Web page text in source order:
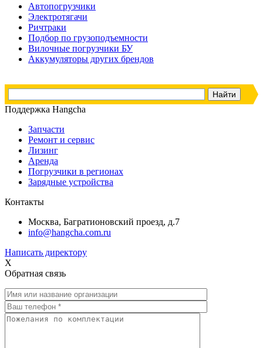
Автопогрузчики
Электротягачи
Ричтраки
Подбор по грузоподъемности
Вилочные погрузчики БУ
Аккумуляторы других брендов
Поддержка Hangcha
Запчасти
Ремонт и сервис
Лизинг
Аренда
Погрузчики в регионах
Зарядные устройства
Контакты
Москва, Багратионовский проезд, д.7
info@hangcha.com.ru
Написать директору
X
Обратная связь